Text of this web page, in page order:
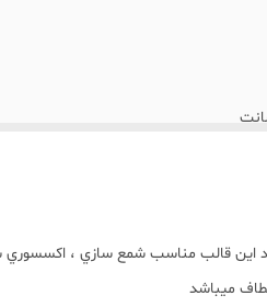
اين قالب مناسب شمع سازي ،
ميباشد